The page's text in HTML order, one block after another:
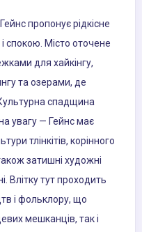
пропонує рідкісне
спокою. Місто оточене
для хайкінгу,
та озерами, де
спадщина
увагу — Гейнс має
тлінкітів, корінного
затишні художні
Влітку тут проходить
і фольклору, що
мешканців, так і